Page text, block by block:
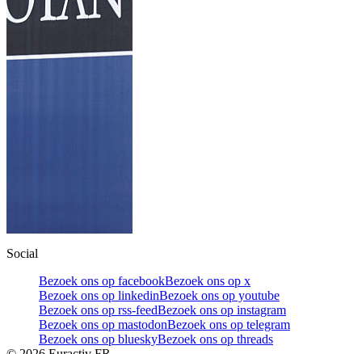
Social
Bezoek ons op facebookBezoek ons op x
Bezoek ons op linkedinBezoek ons op youtube
Bezoek ons op rss-feedBezoek ons op instagram
Bezoek ons op mastodonBezoek ons op telegram
Bezoek ons op blueskyBezoek ons op threads